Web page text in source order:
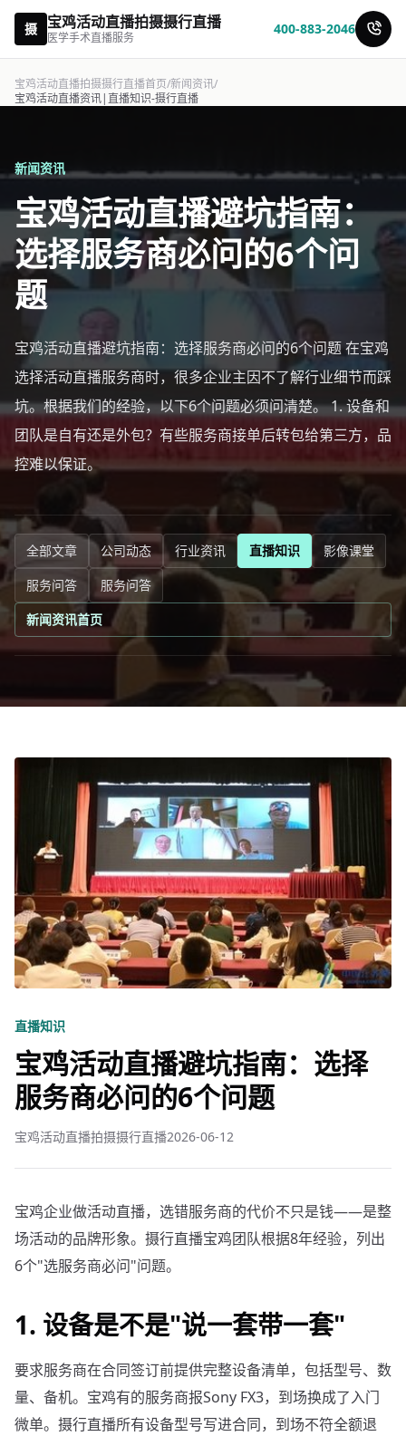
摄 宝鸡活动直播拍摄摄行直播
医学手术直播服务
400-883-2046
宝鸡活动直播拍摄摄行直播首页/新闻资讯/
宝鸡活动直播资讯|直播知识-摄行直播
新闻资讯
宝鸡活动直播避坑指南：
选择服务商必问的6个问
题
宝鸡活动直播避坑指南：选择服务商必问的6个问题 在宝鸡
选择活动直播服务商时，很多企业主因不了解行业细节而踩
坑。根据我们的经验，以下6个问题必须问清楚。 1. 设备和
团队是自有还是外包？有些服务商接单后转包给第三方，品
控难以保证。
全部文章 公司动态 行业资讯 直播知识
影像课堂
服务问答
服务问答
新闻资讯首页
直播知识
宝鸡活动直播避坑指南：选择
服务商必问的6个问题
宝鸡活动直播拍摄摄行直播2026-06-12
宝鸡企业做活动直播，选错服务商的代价不只是钱——是整
场活动的品牌形象。摄行直播宝鸡团队根据8年经验，列出
6个"选服务商必问"问题。
1. 设备是不是"说一套带一套"
要求服务商在合同签订前提供完整设备清单，包括型号、数
量、备机。宝鸡有的服务商报Sony FX3，到场换成了入门
微单。摄行直播所有设备型号写进合同，到场不符全额退